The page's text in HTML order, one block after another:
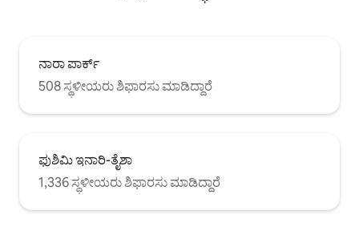
ನಾರಾ ಪಾರ್ಕ್
508 ಸ್ಥಳೀಯರು ಶಿಫಾರಸು ಮಾಡಿದ್ದಾರೆ
ಫುಶಿಮಿ ಇನಾರಿ-ತೈಶಾ
1,336 ಸ್ಥಳೀಯರು ಶಿಫಾರಸು ಮಾಡಿದ್ದಾರೆ